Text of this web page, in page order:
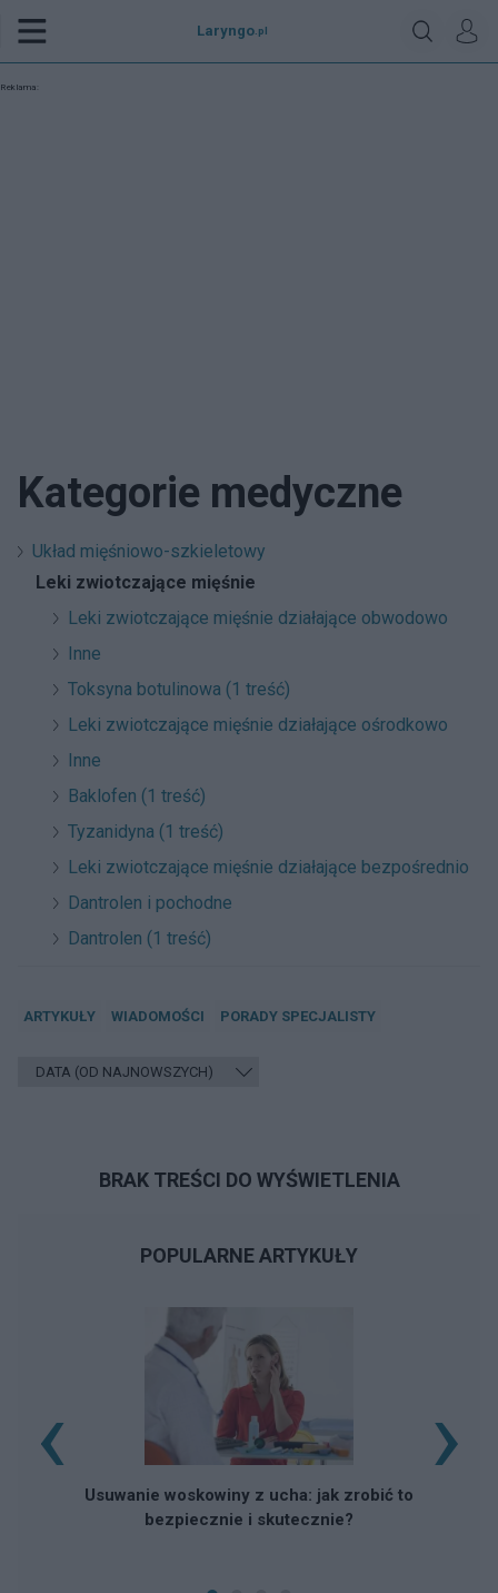
Laryngo .pl
Reklama:
Kategorie medyczne
Układ mięśniowo-szkieletowy
Leki zwiotczające mięśnie
Leki zwiotczające mięśnie działające obwodowo
Inne
Toksyna botulinowa (1 treść)
Leki zwiotczające mięśnie działające ośrodkowo
Inne
Baklofen (1 treść)
Tyzanidyna (1 treść)
Leki zwiotczające mięśnie działające bezpośrednio
Dantrolen i pochodne
Dantrolen (1 treść)
ARTYKUŁY WIADOMOŚCI PORADY SPECJALISTY
BRAK TREŚCI DO WYŚWIETLENIA
POPULARNE ARTYKUŁY
Usuwanie woskowiny z ucha: jak zrobić to
bezpiecznie i skutecznie?
‹ ›